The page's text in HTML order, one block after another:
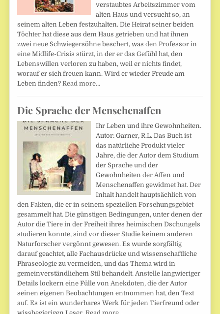
verstaubtes Arbeitszimmer vom
alten Haus und versucht so, an
seinem alten Leben festzuhalten. Die Heirat seiner beiden
Töchter hat diese aus dem Haus getrieben und hat ihnen
zwei neue Schwiegersöhne beschert, was den Professor in
eine Midlife-Crisis stürzt, in der er das Gefühl hat, den
Lebenswillen verloren zu haben, weil er nichts findet,
worauf er sich freuen kann. Wird er wieder Freude am
Leben finden? Read more…
Die Sprache der Menschenaffen
Ihr Leben und ihre Gewohnheiten.
Autor: Garner, R.L. Das Buch ist
das natürliche Produkt vieler
Jahre, die der Autor dem Studium
der Sprache und der
Gewohnheiten der Affen und
Menschenaffen gewidmet hat. Der
Inhalt handelt hauptsächlich von
den Fakten, die er in seinem speziellen Forschungsgebiet
gesammelt hat. Die günstigen Bedingungen, unter denen der
Autor die Tiere in der Freiheit ihres heimischen Dschungels
studieren konnte, sind vor dieser Studie keinem anderen
Naturforscher vergönnt gewesen. Es wurde sorgfältig
darauf geachtet, alle Fachausdrücke und wissenschaftliche
Phraseologie zu vermeiden, und das Thema wird in
gemeinverständlichem Stil behandelt. Anstelle langwieriger
Details lockern eine Fülle von Anekdoten, die der Autor
seinen eigenen Beobachtungen entnommen hat, den Text
auf. Es ist ein wunderbares Werk für jeden Tierfreund oder